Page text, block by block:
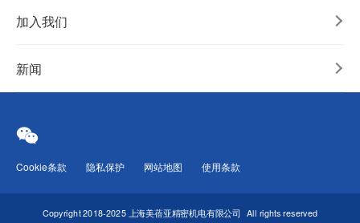
加入我们
新闻
Copyright 2018-2025 上海美蓓亚精密机电有限公司 All rights reserved
Cookie条款 隐私保护 网站地图 使用条款